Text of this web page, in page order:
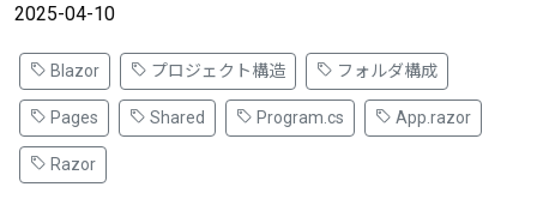
2025-04-10
Blazor プロジェクト構造 フォルダ構成
Pages Shared Program.cs App.razor
Razor